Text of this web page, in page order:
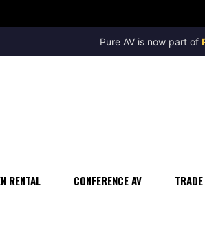
Pure AV is now part of
RENTAL CONFERENCE AV